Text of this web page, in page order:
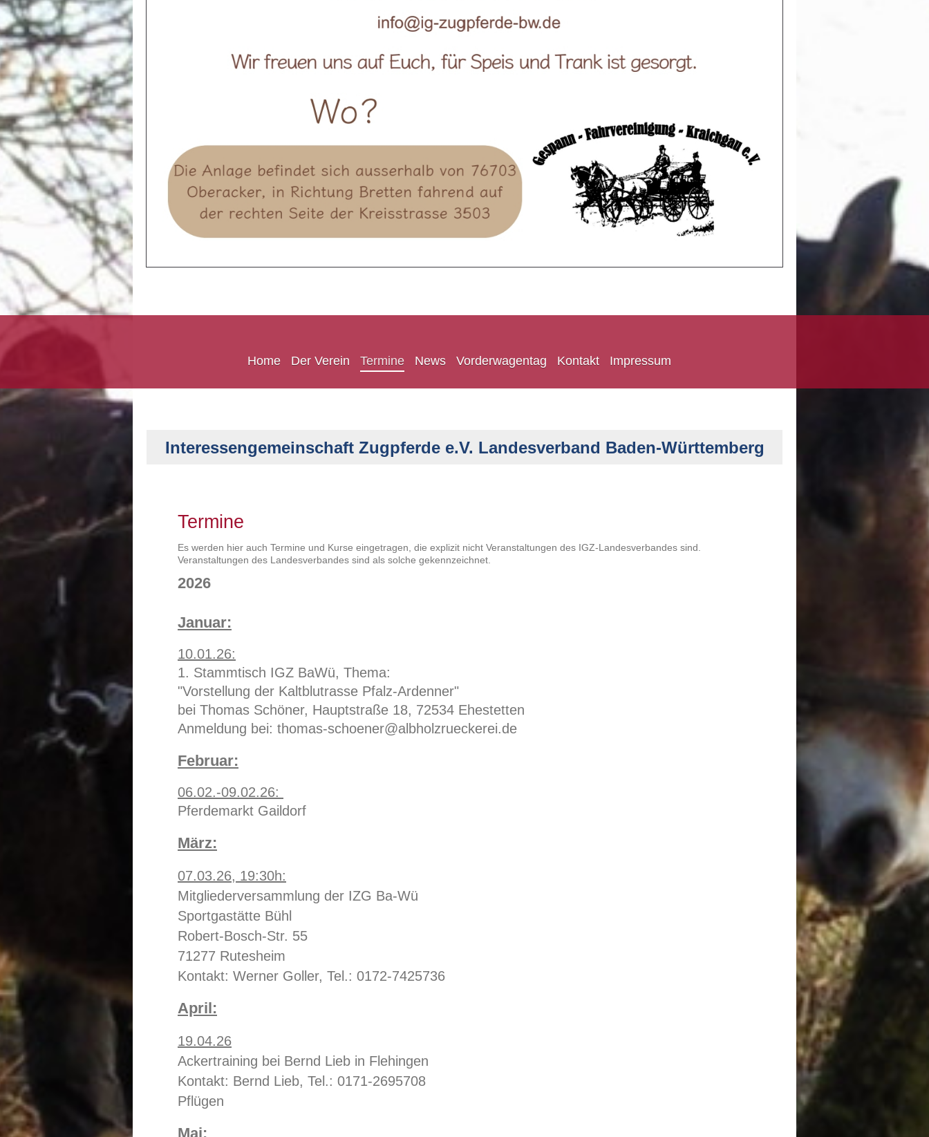
Home Der Verein Termine News Vorderwagentag Kontakt Impressum
Interessengemeinschaft Zugpferde e.V. Landesverband Baden-Württemberg
Termine
Es werden hier auch Termine und Kurse eingetragen, die explizit nicht Veranstaltungen des IGZ-Landesverbandes sind.
Veranstaltungen des Landesverbandes sind als solche gekennzeichnet.
2026
Januar:
10.01.26:
1. Stammtisch IGZ BaWü, Thema:
"Vorstellung der Kaltblutrasse Pfalz-Ardenner"
bei Thomas Schöner, Hauptstraße 18, 72534 Ehestetten
Anmeldung bei: thomas-schoener@albholzrueckerei.de
Februar:
06.02.-09.02.26:
Pferdemarkt Gaildorf
März:
07.03.26, 19:30h:
Mitgliederversammlung der IZG Ba-Wü
Sportgastätte Bühl
Robert-Bosch-Str. 55
71277 Rutesheim
Kontakt: Werner Goller, Tel.: 0172-7425736
April:
19.04.26
Ackertraining bei Bernd Lieb in Flehingen
Kontakt: Bernd Lieb, Tel.: 0171-2695708
Pflügen
Mai: